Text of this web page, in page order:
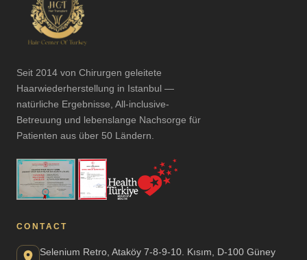
Seit 2014 von Chirurgen geleitete
Haarwiederherstellung in Istanbul —
natürliche Ergebnisse, All-inclusive-
Betreuung und lebenslange Nachsorge für
Patienten aus über 50 Ländern.
CONTACT
Selenium Retro, Ataköy 7-8-9-10. Kısım, D-100 Güney